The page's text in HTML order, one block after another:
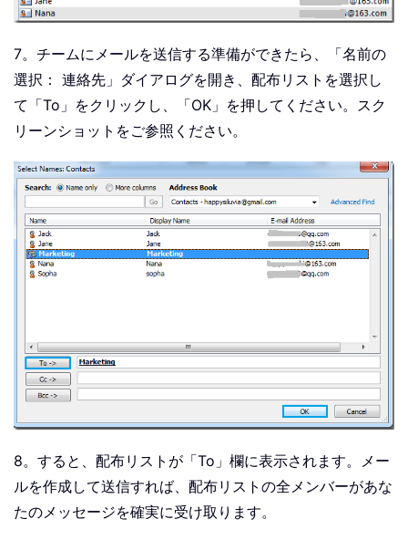
7。チームにメールを送信する準備ができたら、「名前の
選択： 連絡先」ダイアログを開き、配布リストを選択し
て「To」をクリックし、「OK」を押してください。スク
リーンショットをご参照ください。
8。すると、配布リストが「To」欄に表示されます。メー
ルを作成して送信すれば、配布リストの全メンバーがあな
たのメッセージを確実に受け取ります。